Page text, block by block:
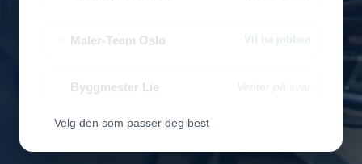
Maler-Team Oslo Vil ha jobben
Byggmester Lie
Velg den som passer deg best